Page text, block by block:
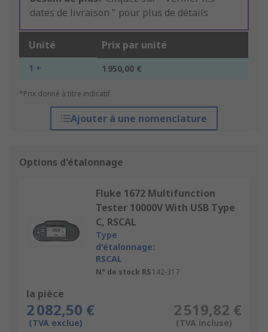
dates de livraison " pour plus de détails
Unité Prix par unité
1 + 1 950,00 €
*Prix donné à titre indicatif
Ajouter à une nomenclature
Options d'étalonnage
Fluke 1672 Multifunction
Tester 10000V With USB Type
C, RSCAL
Type
d'étalonnage:
RSCAL
N° de stock RS142-317
la pièce
2 082,50 €
(TVA exclue)
2 519,82 €
(TVA incluse)